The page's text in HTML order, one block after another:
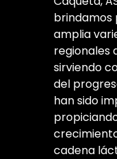
brindamos
amplia
regionales
sirviendo
del
han sido
cadena